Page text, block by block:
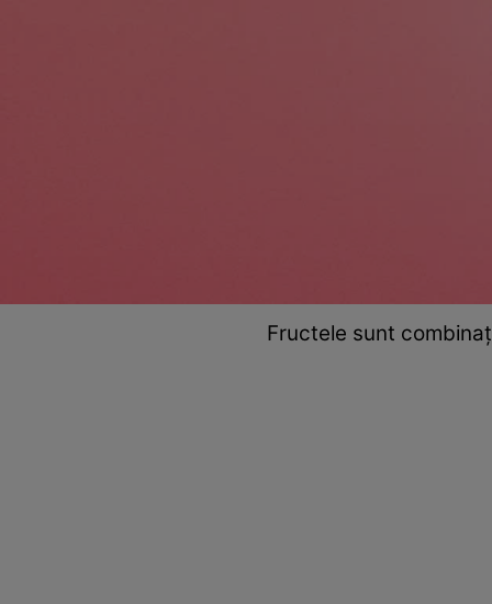
Fructele sunt